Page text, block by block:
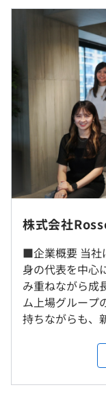
COBOLからJava
らクラウドへ挑
《案件決定までの
▼まずはエンジニ
く聞き、営業が
▼その後、相談し
談でOKをもらえ
自分の希望に沿
り成長できると考
AWSの資格取得
Certifications
す。資格取得のた
ので、積極的に学
■資格取得支援制
■書籍関連費（全
※本社、都内を中
※一部在宅勤務可
就業場所の変更範
＜雇入時＞
お客様先、東京
＜変更範囲＞
会社の定める場
受動喫煙防止措
■賃金形態：月給
■賃金の決定方法
■月給：約
《内訳》
・基本給：約
・固定残業代：20
※超過分は別途支
【年収例】
512万円（27歳
620万円（31歳、
◎社員のほぼ全員
当社に転職した
高め。入社後も
◎待機保証100%
案件待機中の給
た場合は、その
株式会社
■企業概要 当社
身の代表を中心
み重ねながら成
ム上場グループ
持ちながらも、
ンジニアのキ
種類」ではな
られるかで大き